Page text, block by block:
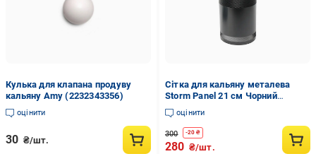
Кулька для клапана продуву
кальяну Amy (2232343356)
оцінити
30 ₴/шт.
Сітка для кальяну металева
Storm Panel 21 см Чорний
(33537309)
оцінити
300 -20 ₴
280 ₴/шт.